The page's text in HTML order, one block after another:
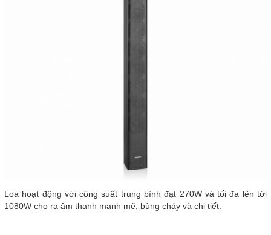
Loa hoạt động với công suất trung bình đạt 270W và tối đa lên tới
1080W cho ra âm thanh mạnh mẽ, bùng cháy và chi tiết.